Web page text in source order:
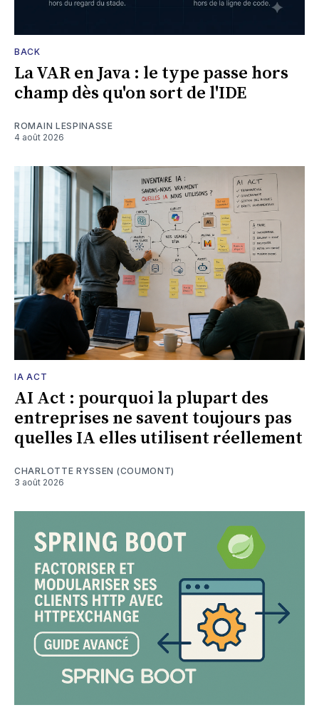
BACK
La VAR en Java : le type passe hors
champ dès qu'on sort de l'IDE
ROMAIN LESPINASSE
4 août 2026
IA ACT
AI Act : pourquoi la plupart des
entreprises ne savent toujours pas
quelles IA elles utilisent réellement
CHARLOTTE RYSSEN (COUMONT)
3 août 2026